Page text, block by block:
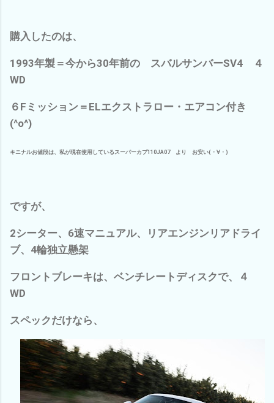
購入したのは、
1993年製＝今から30年前の スバルサンバーSV4 ４
WD
６Fミッション＝ELエクストラロー・エアコン付き
(^o^)
キニナルお値段は、私が現在使用しているスーパーカブ110JA07 より お安い(・∀・)
ですが、
2シーター、6速マニュアル、リアエンジンリアドライ
ブ、4輪独立懸架
フロントブレーキは、ベンチレートディスクで、４
WD
スペックだけなら、